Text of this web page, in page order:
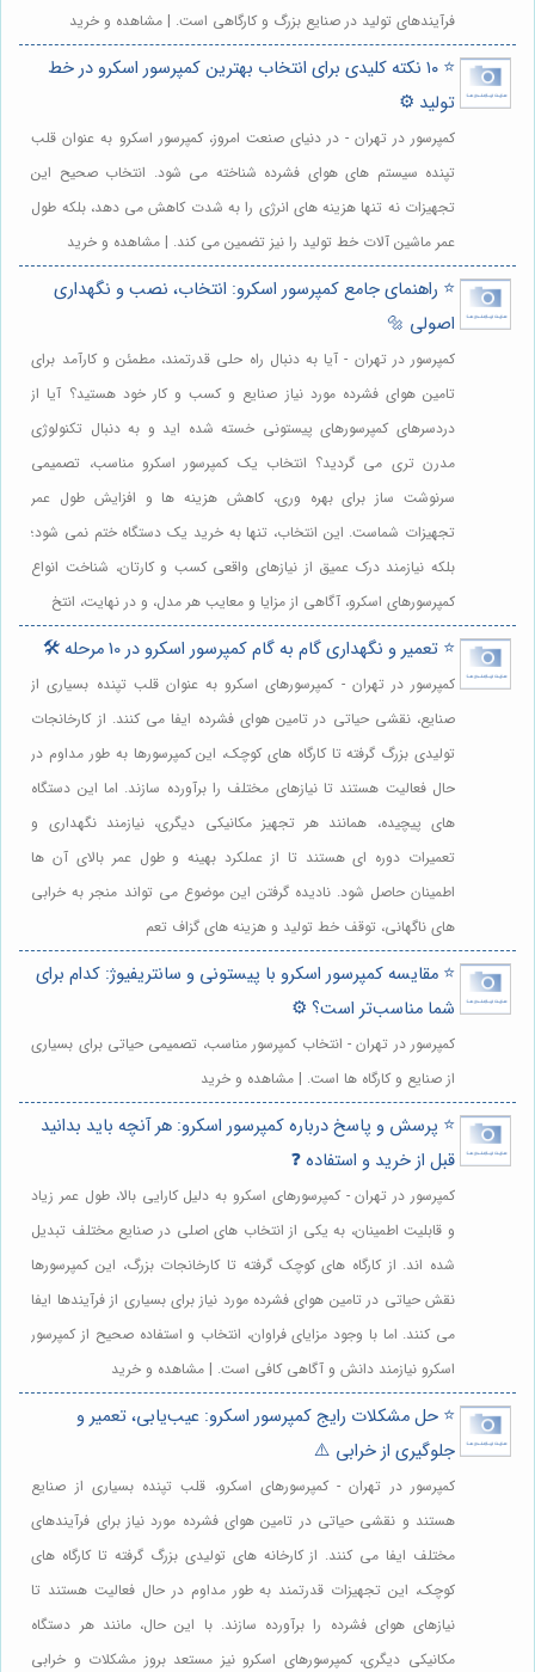
فرآیندهای تولید در صنایع بزرگ و کارگاهی است. | مشاهده و خرید
⭐️ ۱۰ نکته کلیدی برای انتخاب بهترین کمپرسور اسکرو در خط
تولید ⚙️
کمپرسور در تهران - در دنیای صنعت امروز، کمپرسور اسکرو به عنوان قلب
تپنده سیستم های هوای فشرده شناخته می شود. انتخاب صحیح این
تجهیزات نه تنها هزینه های انرژی را به شدت کاهش می دهد، بلکه طول
عمر ماشین آلات خط تولید را نیز تضمین می کند. | مشاهده و خرید
⭐️ راهنمای جامع کمپرسور اسکرو: انتخاب، نصب و نگهداری
اصولی 🔩
کمپرسور در تهران - آیا به دنبال راه حلی قدرتمند، مطمئن و کارآمد برای
تامین هوای فشرده مورد نیاز صنایع و کسب و کار خود هستید؟ آیا از
دردسرهای کمپرسورهای پیستونی خسته شده اید و به دنبال تکنولوژی
مدرن تری می گردید؟ انتخاب یک کمپرسور اسکرو مناسب، تصمیمی
سرنوشت ساز برای بهره وری، کاهش هزینه ها و افزایش طول عمر
تجهیزات شماست. این انتخاب، تنها به خرید یک دستگاه ختم نمی شود؛
بلکه نیازمند درک عمیق از نیازهای واقعی کسب و کارتان، شناخت انواع
کمپرسورهای اسکرو، آگاهی از مزایا و معایب هر مدل، و در نهایت، انتخ
⭐️ تعمیر و نگهداری گام به گام کمپرسور اسکرو در 10 مرحله 🛠️
کمپرسور در تهران - کمپرسورهای اسکرو به عنوان قلب تپنده بسیاری از
صنایع، نقشی حیاتی در تامین هوای فشرده ایفا می کنند. از کارخانجات
تولیدی بزرگ گرفته تا کارگاه های کوچک، این کمپرسورها به طور مداوم در
حال فعالیت هستند تا نیازهای مختلف را برآورده سازند. اما این دستگاه
های پیچیده، همانند هر تجهیز مکانیکی دیگری، نیازمند نگهداری و
تعمیرات دوره ای هستند تا از عملکرد بهینه و طول عمر بالای آن ها
اطمینان حاصل شود. نادیده گرفتن این موضوع می تواند منجر به خرابی
های ناگهانی، توقف خط تولید و هزینه های گزاف تعم
⭐️ مقایسه کمپرسور اسکرو با پیستونی و سانتریفیوژ: کدام برای
شما مناسب‌تر است؟ ⚙️
کمپرسور در تهران - انتخاب کمپرسور مناسب، تصمیمی حیاتی برای بسیاری
از صنایع و کارگاه ها است. | مشاهده و خرید
⭐️ پرسش و پاسخ درباره کمپرسور اسکرو: هر آنچه باید بدانید
قبل از خرید و استفاده ❓
کمپرسور در تهران - کمپرسورهای اسکرو به دلیل کارایی بالا، طول عمر زیاد
و قابلیت اطمینان، به یکی از انتخاب های اصلی در صنایع مختلف تبدیل
شده اند. از کارگاه های کوچک گرفته تا کارخانجات بزرگ، این کمپرسورها
نقش حیاتی در تامین هوای فشرده مورد نیاز برای بسیاری از فرآیندها ایفا
می کنند. اما با وجود مزایای فراوان، انتخاب و استفاده صحیح از کمپرسور
اسکرو نیازمند دانش و آگاهی کافی است. | مشاهده و خرید
⭐️ حل مشکلات رایج کمپرسور اسکرو: عیب‌یابی، تعمیر و
جلوگیری از خرابی ⚠️
کمپرسور در تهران - کمپرسورهای اسکرو، قلب تپنده بسیاری از صنایع
هستند و نقشی حیاتی در تامین هوای فشرده مورد نیاز برای فرآیندهای
مختلف ایفا می کنند. از کارخانه های تولیدی بزرگ گرفته تا کارگاه های
کوچک، این تجهیزات قدرتمند به طور مداوم در حال فعالیت هستند تا
نیازهای هوای فشرده را برآورده سازند. با این حال، مانند هر دستگاه
مکانیکی دیگری، کمپرسورهای اسکرو نیز مستعد بروز مشکلات و خرابی